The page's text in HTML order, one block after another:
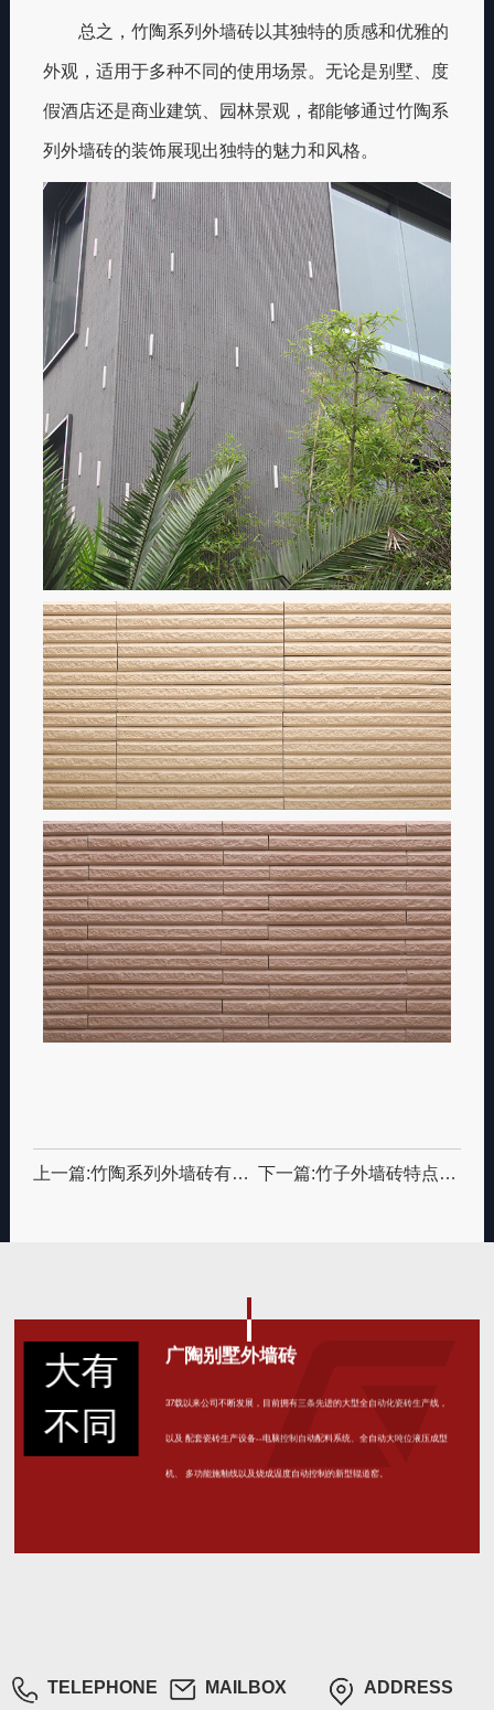
总之，竹陶系列外墙砖以其独特的质感和优雅的
外观，适用于多种不同的使用场景。无论是别墅、度
假酒店还是商业建筑、园林景观，都能够通过竹陶系
列外墙砖的装饰展现出独特的魅力和风格。
上一篇:竹陶系列外墙砖有哪些独特特性和优势 下一篇:竹子外墙砖特点以及安装注意事项
大有
不同
广陶别墅外墙砖
37载以来公司不断发展，目前拥有三条先进的大型全自动化瓷砖生产线，
以及 配套瓷砖生产设备--电脑控制自动配料系统、全自动大吨位液压成型
机、 多功能施釉线以及烧成温度自动控制的新型辊道窑。
TELEPHONE MAILBOX ADDRESS